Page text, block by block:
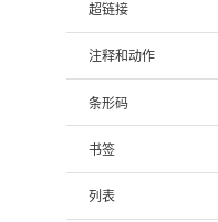
超链接
注释和动作
条形码
书签
列表